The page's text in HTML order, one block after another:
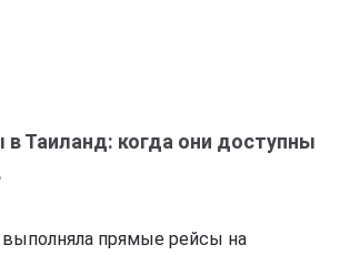
Таиланд: когда они доступны
выполняла прямые рейсы на